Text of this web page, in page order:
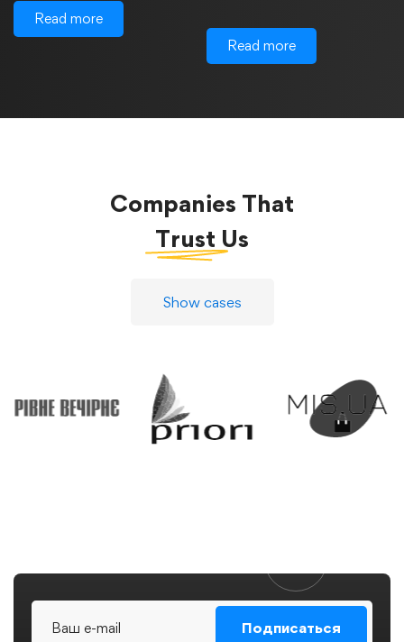
Read more
Read more
Companies That
Trust Us
Show cases
Подписаться